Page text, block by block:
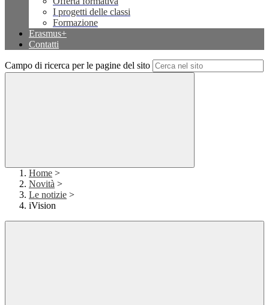
I progetti delle classi
Formazione
Erasmus+
Contatti
Campo di ricerca per le pagine del sito
Home >
Novità >
Le notizie >
iVision